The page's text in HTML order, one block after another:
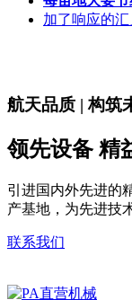
加了响应的
航天品质 | 构筑
领先设备 精
引进国内外先进的
产基地，为先进技
联系我们